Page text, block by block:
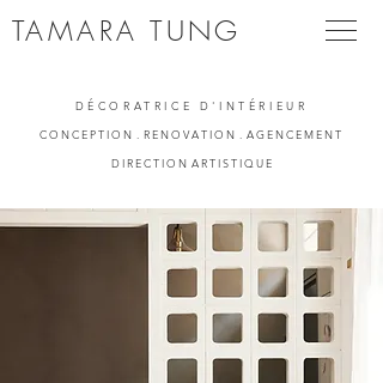
TAMARA TUNG
DÉCORATRICE D'INTÉRIEUR
C O N C E P T I O N . R E N O V A T I O N . A G E N C E M E N T
D I R E C T I O N A R T I S T I Q U E